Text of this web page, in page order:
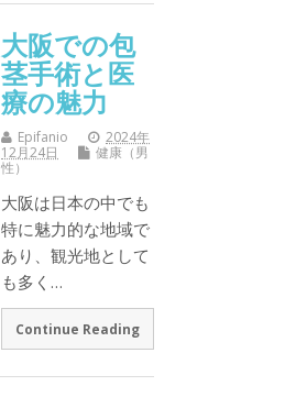
大阪での包
茎手術と医
療の魅力
Epifanio
2024年
12月24日
健康（男
性）
大阪は日本の中でも
特に魅力的な地域で
あり、観光地として
も多く…
Continue Reading